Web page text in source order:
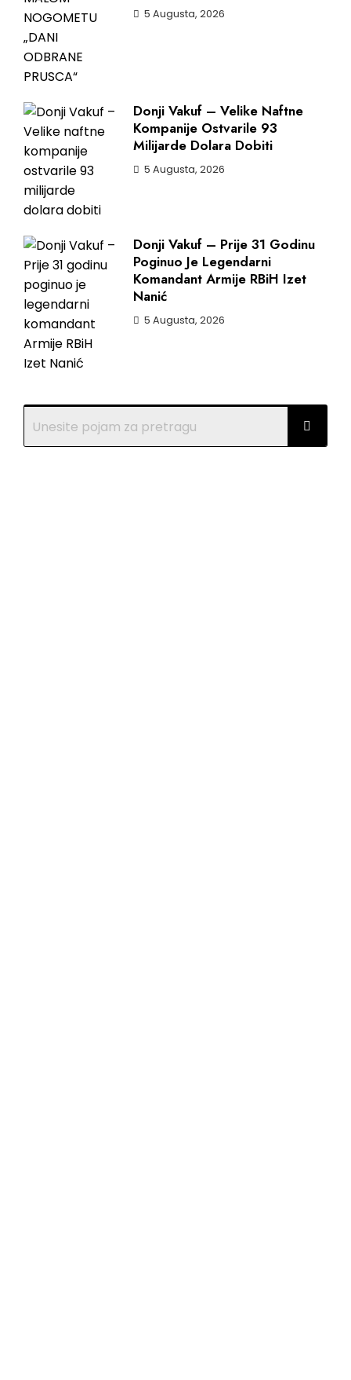
5 Augusta, 2026
Donji Vakuf – Velike Naftne
Kompanije Ostvarile 93
Milijarde Dolara Dobiti
5 Augusta, 2026
Donji Vakuf – Prije 31 Godinu
Poginuo Je Legendarni
Komandant Armije RBiH Izet
Nanić
5 Augusta, 2026